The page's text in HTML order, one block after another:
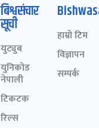
बिश्वसंचार
सूची
युट्युब
युनिकोड
नेपाली
टिकटक
रिल्स
हाम्रो टिम
विज्ञापन
सम्पर्क